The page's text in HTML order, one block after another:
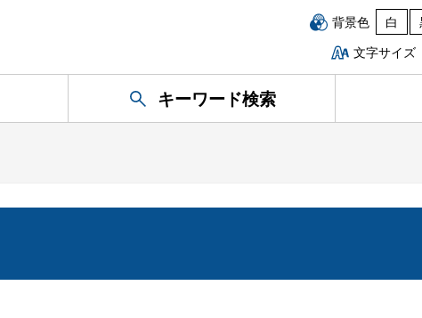
背景色 白
文字サイズ
キーワード検索